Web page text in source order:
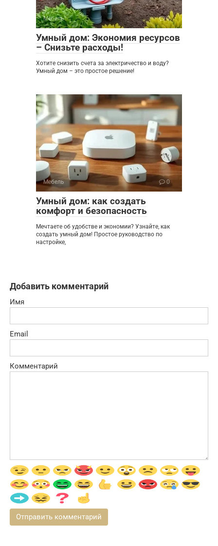
Мебель 0
Умный дом: Экономия ресурсов
– Снизьте расходы!
Хотите снизить счета за электричество и воду?
Умный дом – это простое решение!
Мебель 0
Умный дом: как создать
комфорт и безопасность
Мечтаете об удобстве и экономии? Узнайте, как
создать умный дом! Простое руководство по
настройке,
Добавить комментарий
Имя
Email
Комментарий